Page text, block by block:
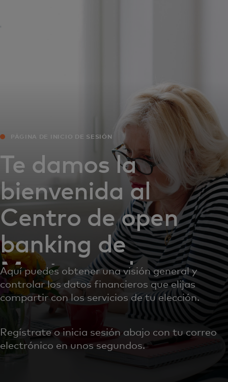
Noticias y tendencias
PÁGINA DE INICIO DE SESIÓN
Te damos la
bienvenida al
Centro de open
banking de
Mastercard
Aquí puedes obtener una visión general y
controlar los datos financieros que elijas
compartir con los servicios de tu elección.
Regístrate o inicia sesión abajo con tu correo
electrónico en unos segundos.